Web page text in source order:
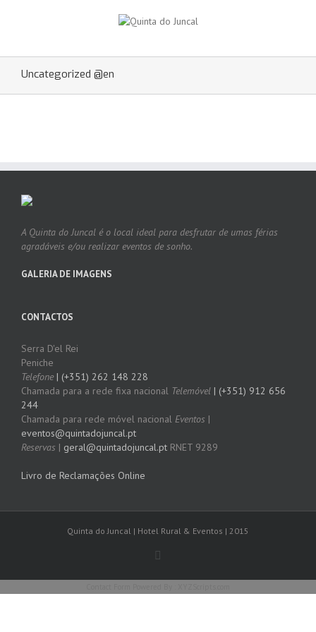
Uncategorized @en
A Quinta do Juncal é o local ideal para desfrutar de umas férias
agradáveis e/ou realizar eventos de sonho.
GALERIA DE IMAGENS
CONTACTOS
Serra D'el Rei
Peniche
Telefone| (+351) 262 148 228
Chamada para a rede fixa nacional Telemóvel | (+351) 912 656
244
Chamada para rede móvel nacional Eventos |
eventos@quintadojuncal.pt
Reservas | geral@quintadojuncal.pt RNET 9289
Livro de Reclamações Online
Quinta do Juncal | Hotel Rural & Eventos | 2015